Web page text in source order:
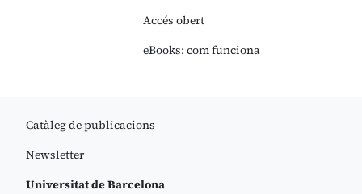
Accés obert
eBooks: com funciona
Catàleg de publicacions
Newsletter
Universitat de Barcelona